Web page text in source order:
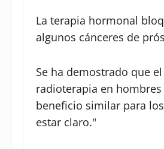
La terapia hormonal
algunos cánceres de
Se ha demostrado que
radioterapia en
beneficio similar para
estar claro."